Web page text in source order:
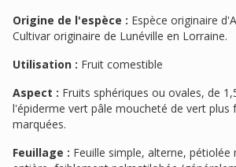
Origine de l'espèce : Espèce originaire
Cultivar originaire de Lunéville en Lorraine.
Utilisation : Fruit comestible
Aspect : Fruits sphériques ou ovales, de
l'épiderme vert pâle moucheté de vert plus
marquées.
Feuillage : Feuille simple, alterne, pétiolée